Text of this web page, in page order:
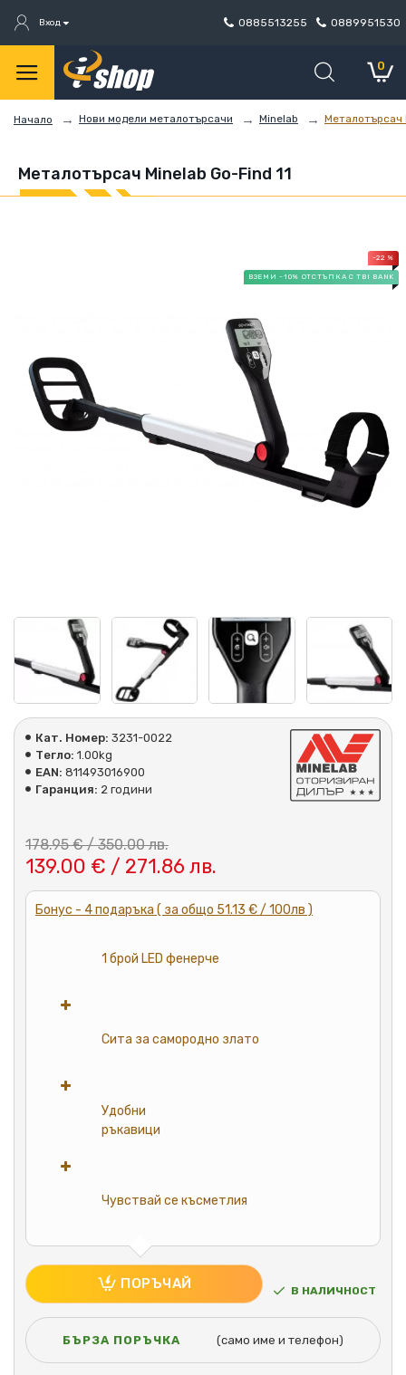
Вход 0885513255 0889951530
0
Начало Нови модели металотърсачи Minelab Металотърсач
Металотърсач Minelab Go-Find 11
ВЗЕМИ -10% ОТСТЪПКА С TBI BANK
-22 %
Бонус - 4 подаръка ( за общо 51.13 € / 100лв )
1 брой LED фенерче
Сита за самородно злато
Удобни
ръкавици
Чувствай се късметлия
Кат. Номер: 3231-0022
Тегло: 1.00kg
EAN: 811493016900
Гаранция: 2 години
139.00 € / 271.86 лв.
178.95 € / 350.00 лв.
ПОРЪЧАЙ В НАЛИЧНОСТ
БЪРЗА ПОРЪЧКА (само име и телефон)